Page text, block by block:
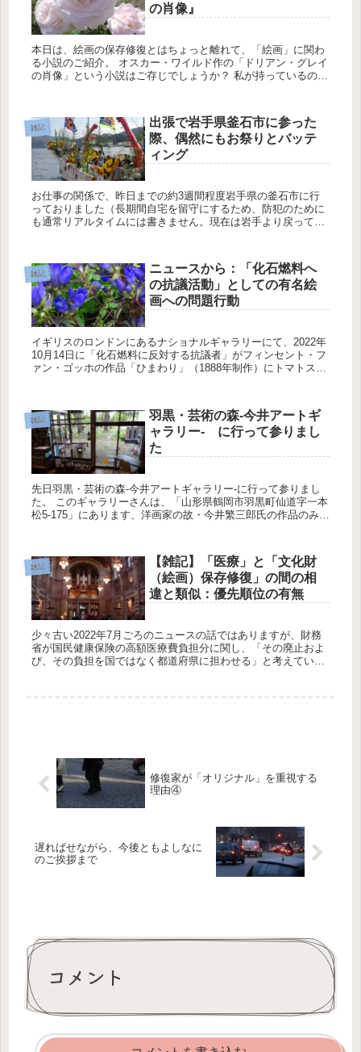
の肖像』
本日は、絵画の保存修復とはちょっと離れて、「絵画」に関わ
る小説のご紹介。 オスカー・ワイルド作の「ドリアン・グレイ
の肖像」という小説はご存じでしょうか？ 私が持っているのは
雑記
出張で岩手県釜石市に参った
際、偶然にもお祭りとバッテ
ィング
お仕事の関係で、昨日までの約3週間程度岩手県の釜石市に行
っておりました（長期間自宅を留守にするため、防犯のために
も通常リアルタイムには書きません。現在は岩手より戻ってお
雑記
ニュースから：「化石燃料へ
の抗議活動」としての有名絵
画への問題行動
イギリスのロンドンにあるナショナルギャラリーにて、2022年
10月14日に「化石燃料に反対する抗議者」がフィンセント・フ
ァン・ゴッホの作品「ひまわり」（1888年制作）にトマトスー
雑記
羽黒・芸術の森-今井アートギ
ャラリー- に行って参りまし
た
先日羽黒・芸術の森-今井アートギャラリー-に行って参りまし
た。 このギャラリーさんは、「山形県鶴岡市羽黒町仙道字一本
松5-175」にあります、洋画家の故・今井繁三郎氏の作品のみな
雑記
【雑記】「医療」と「文化財
（絵画）保存修復」の間の相
違と類似：優先順位の有無
少々古い2022年7月ごろのニュースの話ではありますが、財務
省が国民健康保険の高額医療費負担分に関し、「その廃止およ
び、その負担を国ではなく都道府県に担わせる」と考えている
修復家が「オリジナル」を重視する
理由④
遅ればせながら、今後ともよしなに
のご挨拶まで
コメント